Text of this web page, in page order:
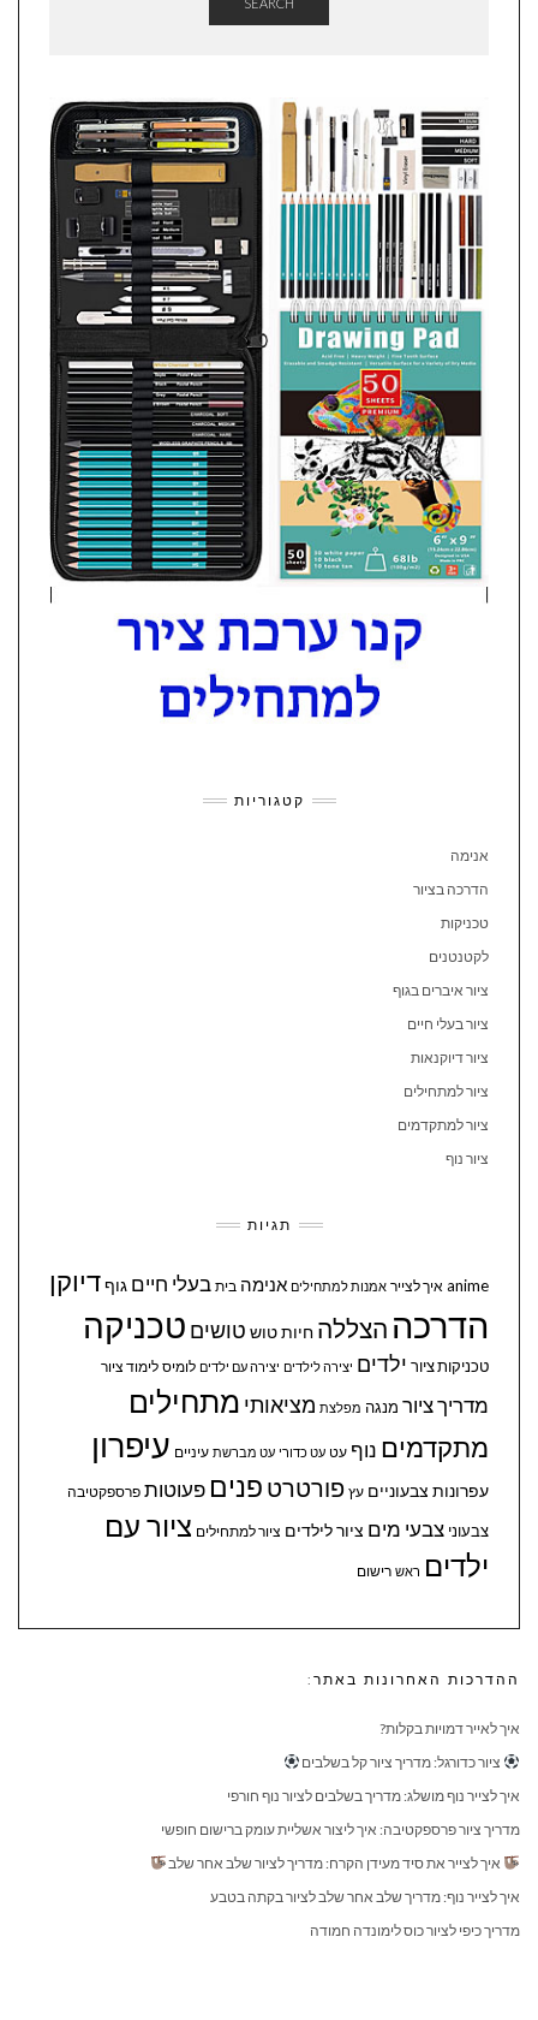
קטגוריות
אנימה
הדרכה בציור
טכניקות
לקטנטנים
ציור איברים בגוף
ציור בעלי חיים
ציור דיוקנאות
ציור למתחילים
ציור למתקדמים
ציור נוף
תגיות
anime איך לצייר אמנות למתחילים אנימה בית בעלי חיים גוףדיוקן
הדרכה הצללה חיותטוש טושים טכניקה
טכניקות ציור ילדים יצירה לילדים יצירה עם ילדים לומיס לימוד ציור
מדריך ציור מנגה מפלצת מציאותי מתחילים
מתקדמים נוף עט עט כדורי עט מברשת עיניים עיפרון
עפרונות צבעוניים עץ פורטרט פנים פעוטות פרספקטיבה
צבעוני צבעי מים ציור לילדים ציור למתחילים ציור עם
ילדים ראש רישום
ההדרכות האחרונות באתר:
איך לאייר דמויות בקלות?
ציור כדורגל: מדריך ציור קל בשלבים
איך לצייר נוף מושלג: מדריך בשלבים לציור נוף חורפי
מדריך ציור פרספקטיבה: איך ליצור אשליית עומק ברישום חופשי
איך לצייר את סיד מעידן הקרח: מדריך לציור שלב אחר שלב
איך לצייר נוף: מדריך שלב אחר שלב לציור בקתה בטבע
מדריך כיפי לציור כוס לימונדה חמודה